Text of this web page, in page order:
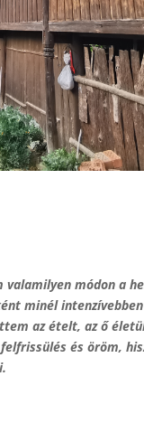
módon a
minél
az ételt, az ő
és öröm,